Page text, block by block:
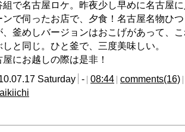
組で名古屋ロケ。昨夜少し早めに名古屋
ンで伺ったお店で、夕食！名古屋名物ひ
、釜めしバージョンはおこげがあって、
しと同じ。ひと釜で、三度美味しい。
屋にお越しの際は是非！
Saturday - 08:44 comments(16)